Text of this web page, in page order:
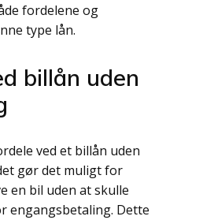
fordelene og
type lån.
billån uden
ved et billån uden
gør det muligt for
en bil uden at skulle
engangsbetaling. Dette